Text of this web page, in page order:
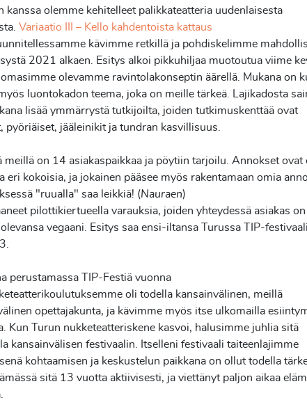
kanssa olemme kehitelleet palikkateatteria uudenlaisesta
Variaatio III – Kello kahdentoista kattaus
kävimme retkillä ja pohdiskelimme
2021 alkaen. Esitys alkoi pikkuhiljaa muotoutua viime
olevamme ravintolakonseptin äärellä. Mukana on
luontokadon teema, joka on meille tärkeä. Lajikadosta
lisää ymmärrystä tutkijoilta, joiden tutkimuskenttää ovat
pyöriäiset, jääleinikit ja tundran kasvillisuus.
meillä on 14 asiakaspaikkaa ja pöytiin tarjoilu. Annoksetovat
eri kokoisia, ja jokainen pääsee myös rakentamaan omia
"ruualla" saa leikkiä! (Nauraen)
pilottikiertueella varauksia, joiden yhteydessä asiakas on
vegaani. Esitys saa ensi-iltansa Turussa
TIP-
perustamassa TIP-Festiä vuonna
oli todella kansainvälinen, meillä
opettajakunta, ja kävimme myös itse ulkomailla
Kun Turun nukketeatteriskene kasvoi, halusimme juhlia sitä
kansainvälisen festivaalin. Itselleni festivaali taiteenlajimme
kohtaamisen ja keskustelun paikkana on ollut todella
sitä 13 vuotta aktiivisesti, ja viettänyt paljon aikaa